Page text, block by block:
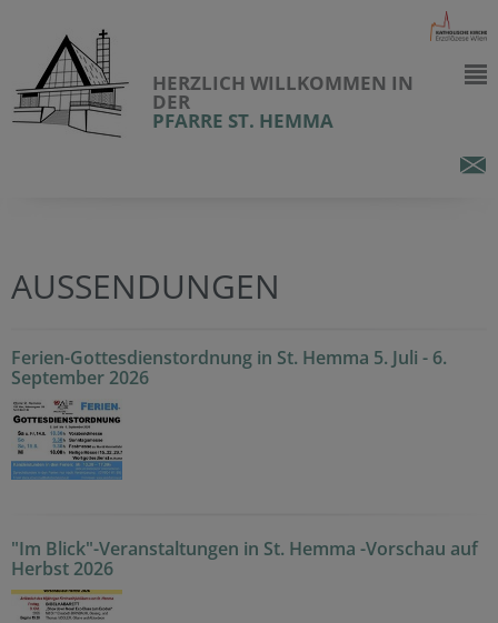
HERZLICH WILLKOMMEN IN
DER
PFARRE ST. HEMMA
AUSSENDUNGEN
Ferien-Gottesdienstordnung in St. Hemma 5. Juli - 6.
September 2026
"Im Blick"-Veranstaltungen in St. Hemma -Vorschau auf
Herbst 2026